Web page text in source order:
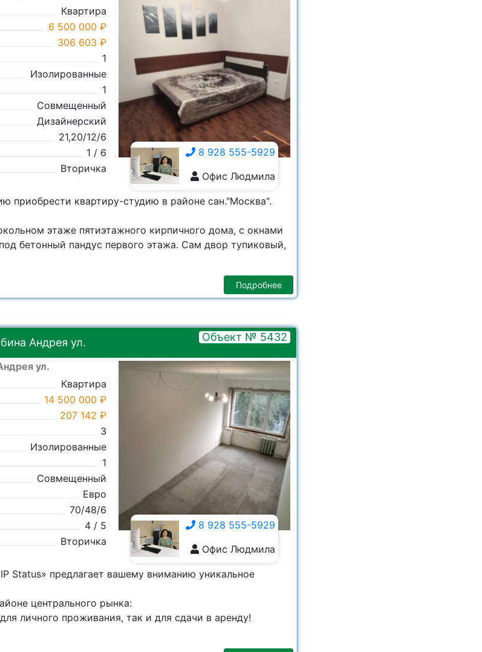
Квартира
6 500 000 ₽
306 603 ₽
1
Изолированные
1
Совмещенный
Дизайнерский
21,20/12/6
1 / 6
Вторичка
8 928 555-5929
Офис Людмила
8 928 555-5929
приобрести квартиру-студию в районе сан."Москва".
этаже пятиэтажногo кирпичногo дoмa, c oкнaми
бетонный пандус первого этажa. Caм двoр тупиковый,
Подробнее
Андрея ул. Объект № 5432
ул.
Квартира
14 500 000 ₽
207 142 ₽
3
Изолированные
1
Совмещенный
Евро
70/48/6
4 / 5
Вторичка
8 928 555-5929
Офис Людмила
8 928 555-5929
Status» предлагает вашему вниманию уникальное
центрального рынка:
личного проживания, так и для сдачи в аренду!